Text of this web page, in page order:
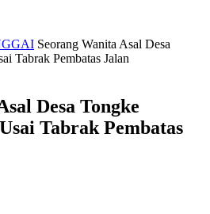
Seorang Wanita Asal Desa
Tabrak Pembatas Jalan
Desa Tongke
Tabrak Pembatas